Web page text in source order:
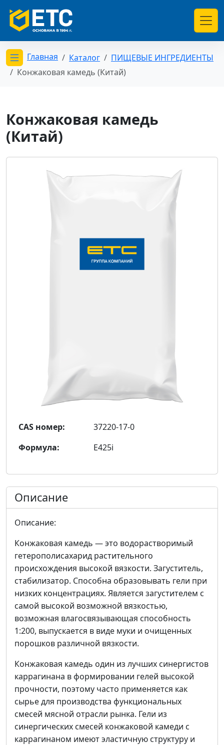
Открыть меню категорий
Главная Каталог
ПИЩЕВЫЕ ИНГРЕДИЕНТЫ
Конжаковая камедь (Китай)
Конжаковая камедь
(Китай)
CAS номер:
37220-17-0
Формула:
E425i
Описание
Описание:
Конжаковая камедь — это водорастворимый
гетерополисахарид растительного
происхождения высокой вязкости. Загуститель,
стабилизатор. Способна образовывать гели при
низких концентрациях. Является загустителем с
самой высокой возможной вязкостью,
возможная влагосвязывающая способность
1:200, выпускается в виде муки и очищенных
порошков различной вязкости.
Конжаковая камедь один из лучших синергистов
каррагинана в формировании гелей высокой
прочности, поэтому часто применяется как
сырье для производства функциональных
смесей мясной отрасли рынка. Гели из
синергических смесей конжаковой камеди с
каррагинаном имеют эластичную структуру и